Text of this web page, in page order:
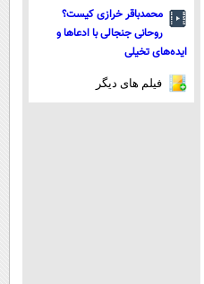
محمدباقر خرازی کیست؟
روحانی جنجالی با ادعاها و
ایده‌های تخیلی
فیلم های دیگر